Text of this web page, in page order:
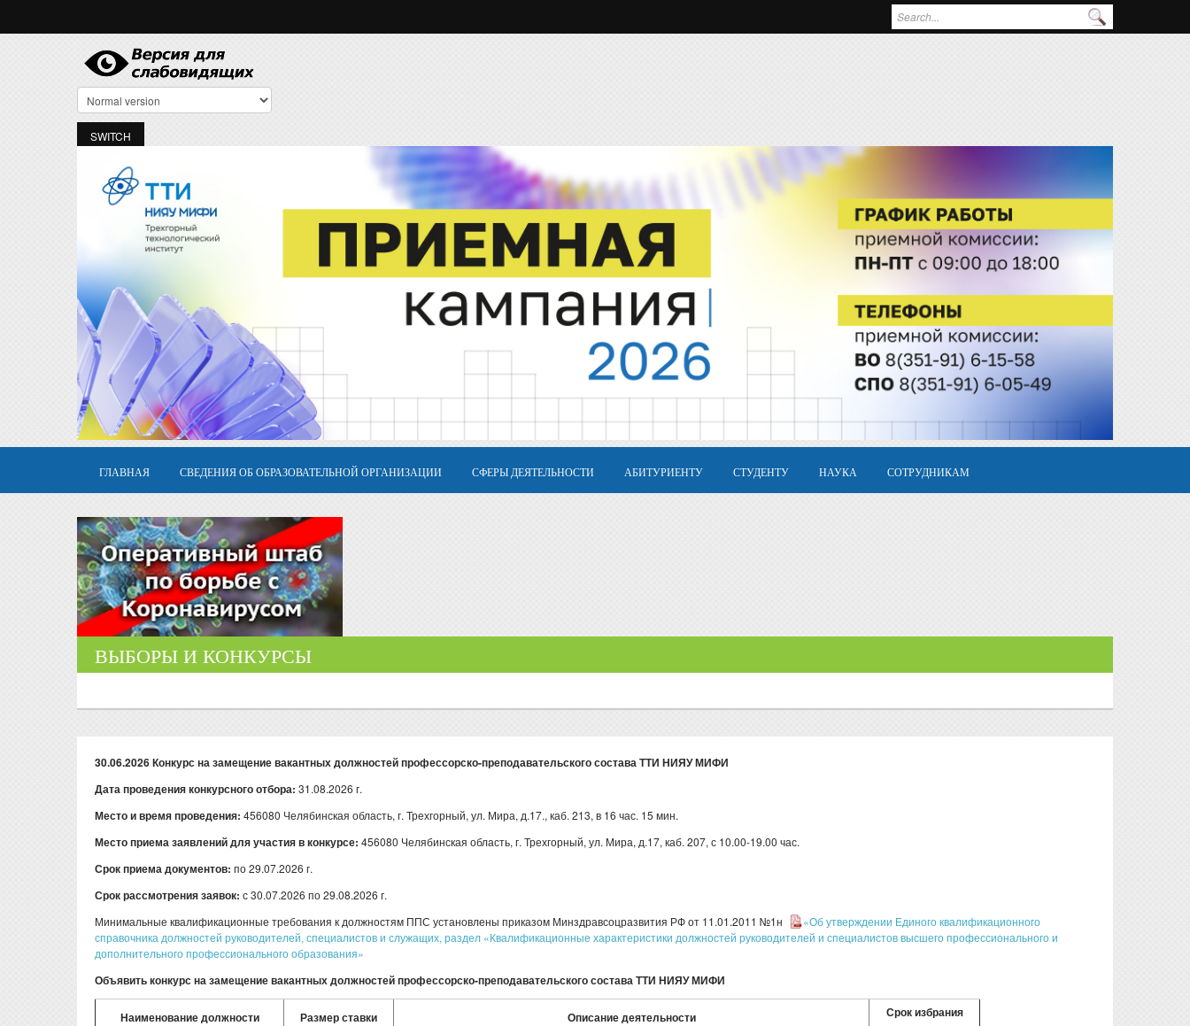
Форма поиска
ГЛАВНАЯ СВЕДЕНИЯ ОБ ОБРАЗОВАТЕЛЬНОЙ ОРГАНИЗАЦИИ СФЕРЫ ДЕЯТЕЛЬНОСТИ АБИТУРИЕНТУ СТУДЕНТУ НАУКА СОТРУДНИКАМ
ВЫБОРЫ И КОНКУРСЫ
30.06.2026 Конкурс на замещение вакантных должностей профессорско-преподавательского состава ТТИ НИЯУ МИФИ
Дата проведения конкурсного отбора: 31.08.2026 г.
Место и время проведения: 456080 Челябинская область, г. Трехгорный, ул. Мира, д.17., каб. 213, в 16 час. 15 мин.
Место приема заявлений для участия в конкурсе: 456080 Челябинская область, г. Трехгорный, ул. Мира, д.17, каб. 207, с 10.00-19.00 час.
Срок приема документов: по 29.07.2026 г.
Срок рассмотрения заявок: с 30.07.2026 по 29.08.2026 г.
Минимальные квалификационные требования к должностям ППС установлены приказом Минздравсоцразвития РФ от 11.01.2011 №1н
«Об утверждении Единого квалификационного
справочника должностей руководителей, специалистов и служащих, раздел «Квалификационные характеристики должностей руководителей и специалистов высшего профессионального и
дополнительного профессионального образования»
Объявить конкурс на замещение вакантных должностей профессорско-преподавательского состава ТТИ НИЯУ МИФИ
Наименование должности Размер ставки Описание деятельности Срок избрания